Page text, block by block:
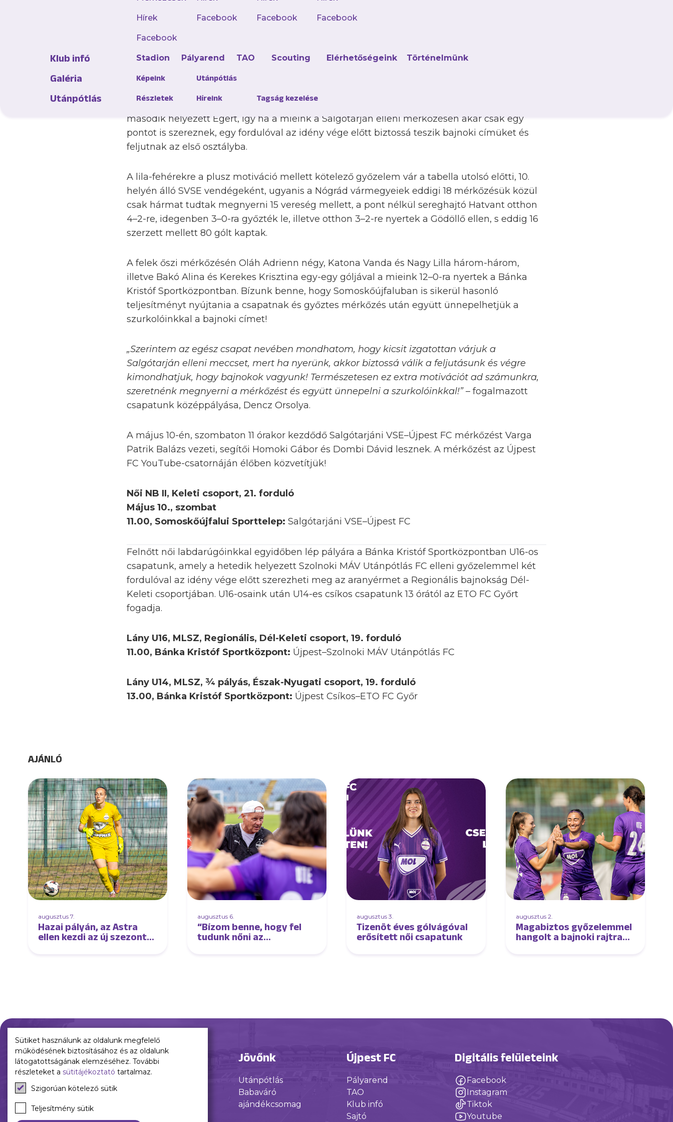
Hírek
Facebook
Facebook Facebook Facebook
Klub infó Stadion Pályarend TAO Scouting Elérhetőségeink Történelmünk
Galéria Képeink Utánpótlás
Utánpótlás Részletek Híreink Tagság kezelése
Sportközpontban, a Szolnoki MÁV ellen teheti biztossá elsőségét.
mindössze öt kapott góllal, 52 pontot szerezve áll a tabella élén, hat ponttal megelőzve a
második helyezett Egert, így ha a mieink a Salgótarján elleni mérkőzésen akár csak egy
pontot is szereznek, egy fordulóval az idény vége előtt biztossá teszik bajnoki címüket és
feljutnak az első osztályba.
A lila-fehérekre a plusz motiváció mellett kötelező győzelem vár a tabella utolsó előtti, 10.
helyén álló SVSE vendégeként, ugyanis a Nógrád vármegyeiek eddigi 18 mérkőzésük közül
csak hármat tudtak megnyerni 15 vereség mellett, a pont nélkül sereghajtó Hatvant otthon
4–2-re, idegenben 3–0-ra győzték le, illetve otthon 3–2-re nyertek a Gödöllő ellen, s eddig 16
szerzett mellett 80 gólt kaptak.
A felek őszi mérkőzésén Oláh Adrienn négy, Katona Vanda és Nagy Lilla három-három,
illetve Bakó Alina és Kerekes Krisztina egy-egy góljával a mieink 12–0-ra nyertek a Bánka
Kristóf Sportközpontban. Bízunk benne, hogy Somoskőújfaluban is sikerül hasonló
teljesítményt nyújtania a csapatnak és győztes mérkőzés után együtt ünnepelhetjük a
szurkolóinkkal a bajnoki címet!
„Szerintem az egész csapat nevében mondhatom, hogy kicsit izgatottan várjuk a
Salgótarján elleni meccset, mert ha nyerünk, akkor biztossá válik a feljutásunk és végre
kimondhatjuk, hogy bajnokok vagyunk! Természetesen ez extra motivációt ad számunkra,
szeretnénk megnyerni a mérkőzést és együtt ünnepelni a szurkolóinkkal!”– fogalmazott
csapatunk középpályása, Dencz Orsolya.
A május 10-én, szombaton 11 órakor kezdődő Salgótarjáni VSE–Újpest FC mérkőzést Varga
Patrik Balázs vezeti, segítői Homoki Gábor és Dombi Dávid lesznek. A mérkőzést az Újpest
FC YouTube-csatornáján élőben közvetítjük!
Női NB II, Keleti csoport, 21. forduló
Május 10., szombat
11.00, Somoskőújfalui Sporttelep: Salgótarjáni VSE–Újpest FC
Felnőtt női labdarúgóinkkal egyidőben lép pályára a Bánka Kristóf Sportközpontban U16-os
csapatunk, amely a hetedik helyezett Szolnoki MÁV Utánpótlás FC elleni győzelemmel két
fordulóval az idény vége előtt szerezheti meg az aranyérmet a Regionális bajnokság Dél-
Keleti csoportjában. U16-osaink után U14-es csíkos csapatunk 13 órától az ETO FC Győrt
fogadja.
Lány U16, MLSZ, Regionális, Dél-Keleti csoport, 19. forduló
11.00, Bánka Kristóf Sportközpont: Újpest–Szolnoki MÁV Utánpótlás FC
Lány U14, MLSZ, ¾ pályás, Észak-Nyugati csoport, 19. forduló
13.00, Bánka Kristóf Sportközpont: Újpest Csíkos–ETO FC Győr
AJÁNLÓ
augusztus 7.
Hazai pályán, az Astra
ellen kezdi az új szezont
augusztus 6.
“Bízom benne, hogy fel
tudunk nőni az
augusztus 3.
Tizenöt éves gólvágóval
erősített női csapatunk
augusztus 2.
Magabiztos győzelemmel
hangolt a bajnoki rajtra
Múltunk
Történelmünk
Jelenünk Jövőnk
Utánpótlás
Babaváró
ajándékcsomag
Újpest FC
Pályarend
TAO
Klub infó
Sajtó
Digitális felületeink
Facebook
Instagram
Tiktok
Youtube
Sütiket használunk az oldalunk megfelelő
működésének biztosításához és az oldalunk
látogatottságának elemzéséhez. További
részleteket a sütitájékoztató tartalmaz.
Szigorúan kötelező sütik
Teljesítmény sütik